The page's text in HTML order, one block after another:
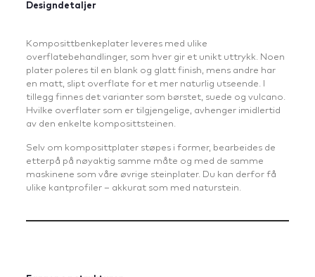
Designdetaljer
Komposittbenkeplater leveres med ulike
overflatebehandlinger, som hver gir et unikt uttrykk. Noen
plater poleres til en blank og glatt finish, mens andre har
en matt, slipt overflate for et mer naturlig utseende. I
tillegg finnes det varianter som børstet, suede og vulcano.
Hvilke overflater som er tilgjengelige, avhenger imidlertid
av den enkelte komposittsteinen.
Selv om komposittplater støpes i former, bearbeides de
etterpå på nøyaktig samme måte og med de samme
maskinene som våre øvrige steinplater. Du kan derfor få
ulike kantprofiler – akkurat som med naturstein.